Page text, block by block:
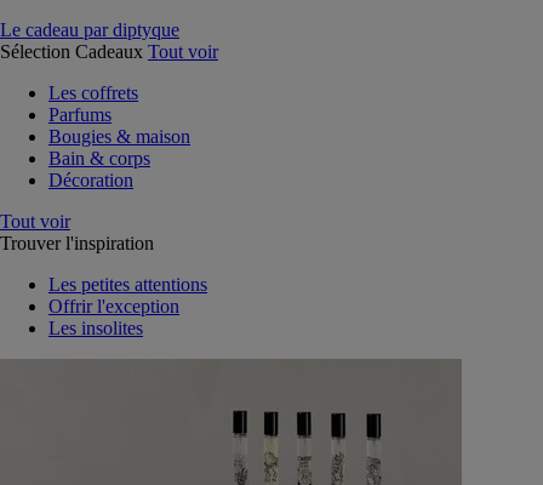
Le cadeau par diptyque
Sélection Cadeaux Tout voir
Les coffrets
Parfums
Bougies & maison
Bain & corps
Décoration
Tout voir
Trouver l'inspiration
Les petites attentions
Offrir l'exception
Les insolites